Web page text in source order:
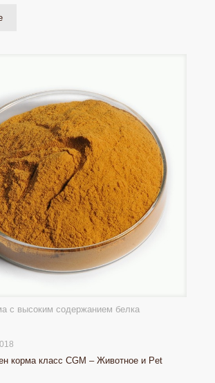
с высоким содержанием белка
корма класс CGM – Животное и Pet